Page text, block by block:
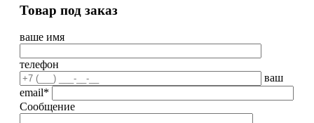
Товар под заказ
ваше имя
телефон
ваш
email*
Сообщение